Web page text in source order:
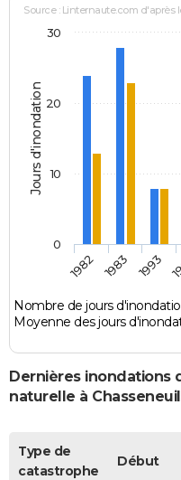
Jours d'inondation
Source : Linternaute.com d'après
Nombre de jours
Moyenne des jours
1982 1983 1993
0
10
20
30
Dernières inondations
naturelle à
Type de
catastrophe
Début